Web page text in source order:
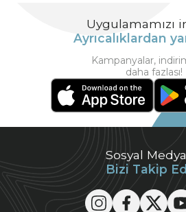
Sosyal
Bizi Takip
Uygulamamızı
Ayrıcalıklardan
Kampanyalar,
daha fazlası!